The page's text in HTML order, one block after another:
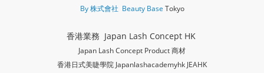
By 株式會社 Beauty Base Tokyo
香港業務 Japan Lash Concept HK
Japan Lash Concept Product 商材
香港日式美睫學院 Japanlashacademyhk JEAHK